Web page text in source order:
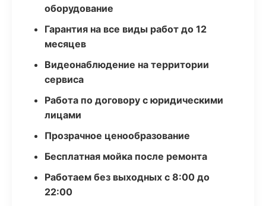
оборудование
Гарантия на все виды работ до 12
месяцев
Видеонаблюдение на территории
сервиса
Работа по договору с юридическими
лицами
Прозрачное ценообразование
Бесплатная мойка после ремонта
Работаем без выходных с 8:00 до
22:00